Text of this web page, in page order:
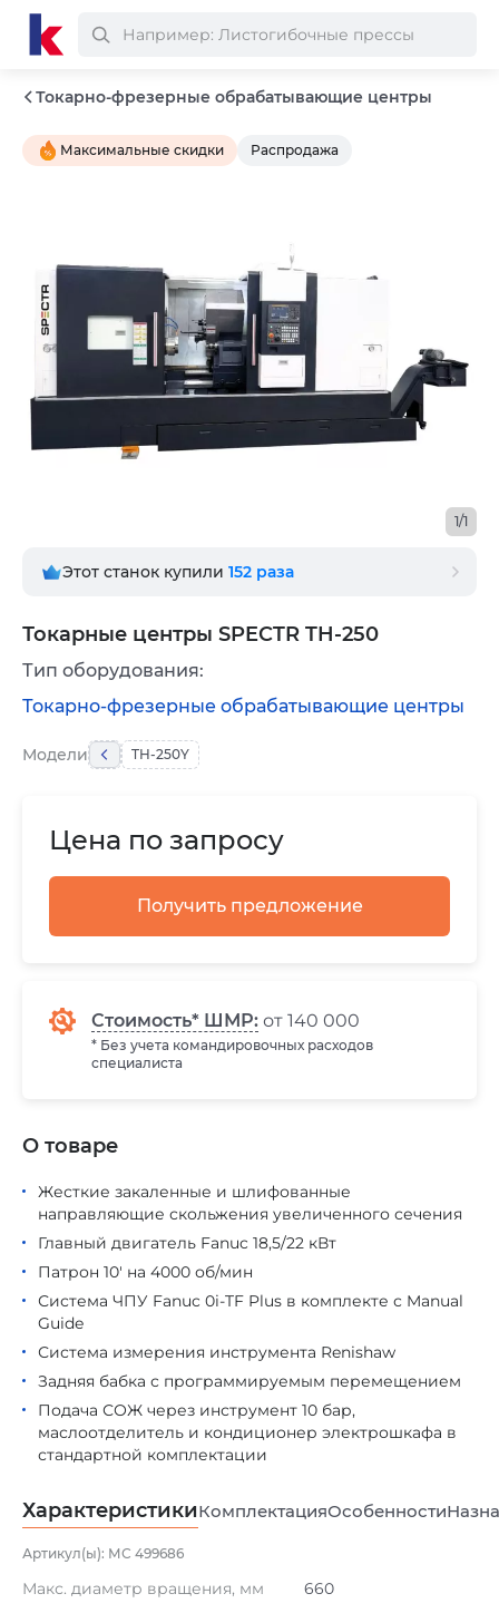
Токарно-фрезерные обрабатывающие центры
Максимальные скидки Распродажа
Токарные центры SPECTR TH-250
1/1
Этот станок купили 152 раза
Цена по запросу
Получить предложение
Стоимость* ШМР: от 140 000
* Без учета командировочных расходов
специалиста
Модели TH-250Y
Тип оборудования:
Токарно-фрезерные обрабатывающие центры
Жесткие закаленные и шлифованные
направляющие скольжения увеличенного сечения
Главный двигатель Fanuc 18,5/22 кВт
Патрон 10' на 4000 об/мин
Система ЧПУ Fanuc 0i-TF Plus в комплекте с Manual
Guide
Система измерения инструмента Renishaw
Задняя бабка с программируемым перемещением
Подача СОЖ через инструмент 10 бар,
маслоотделитель и кондиционер электрошкафа в
стандартной комплектации
О товаре
ХарактеристикиКомплектацияОсобенности
Артикул(ы): МС 499686
Макс. диаметр вращения, мм
660